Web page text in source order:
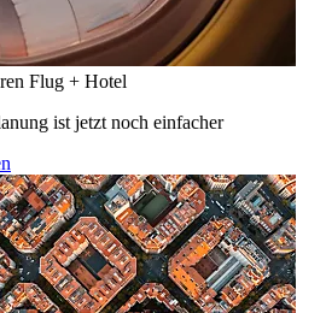
Flug + Hotel
ist jetzt noch einfacher